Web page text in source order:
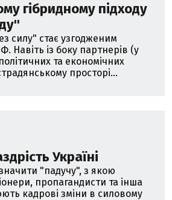
гібридному підходу
силу" стає узгодженим
Навіть із боку партнерів (у
та економічних
просторі...
Україні
"падучу", з якою
пропагандисти та інша
кадрові зміни в силовому